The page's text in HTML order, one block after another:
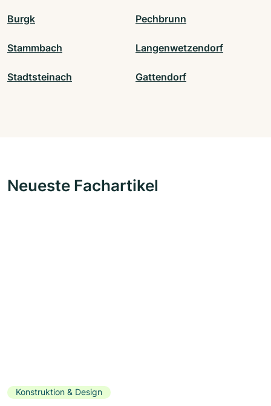
Burgk Pechbrunn
Stammbach Langenwetzendorf
Stadtsteinach Gattendorf
Neueste Fachartikel
Konstruktion & Design